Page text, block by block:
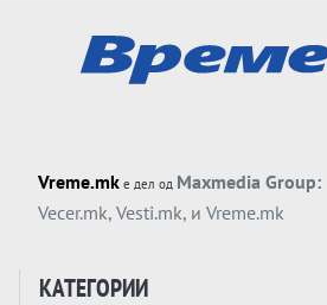
Tема
АТОМСКО
ОД ШАХЕД ДО
Обвинувањето
Vreme.mk е дел од Maxmedia Group:
Vecer.mk, Vesti.mk, и Vreme.mk
КАТЕГОРИИ